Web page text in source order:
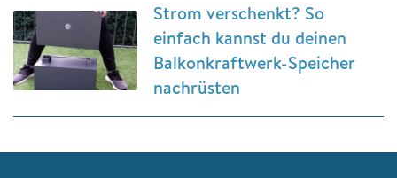
Strom verschenkt? So
einfach kannst du deinen
Balkonkraftwerk-Speicher
nachrüsten